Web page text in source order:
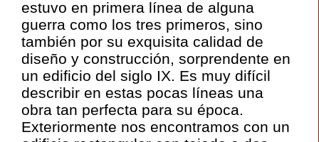
estuvo en primera línea de alguna
guerra como los tres primeros, sino
también por su exquisita calidad de
diseño y construcción, sorprendente en
un edificio del siglo IX. Es muy difícil
describir en estas pocas líneas una
obra tan perfecta para su época.
Exteriormente nos encontramos con un